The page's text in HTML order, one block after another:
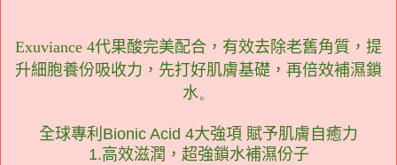
Exuviance 4代果酸完美配合 ，有效去除老舊角質，提
升細胞養份吸收力，先打好肌膚基礎，再倍效補濕鎖
水。
全球專利Bionic Acid 4大強項 賦予肌膚自癒力
1.高效滋潤，超強鎖水補濕份子